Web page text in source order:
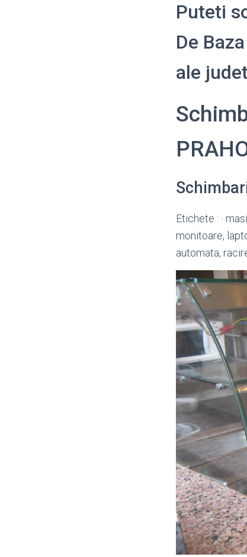
Puteti
De
ale
Etichete : ·
monitoare,
automata,